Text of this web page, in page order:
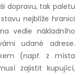
dopravu, tak paletu
nejblíže hranici
vedle nákladního
udané adrese.
(např. z místa
zajistit kupující,